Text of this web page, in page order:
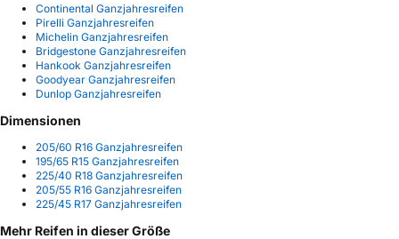
Continental Ganzjahresreifen
Pirelli Ganzjahresreifen
Michelin Ganzjahresreifen
Bridgestone Ganzjahresreifen
Hankook Ganzjahresreifen
Goodyear Ganzjahresreifen
Dunlop Ganzjahresreifen
Dimensionen
205/60 R16 Ganzjahresreifen
195/65 R15 Ganzjahresreifen
225/40 R18 Ganzjahresreifen
205/55 R16 Ganzjahresreifen
225/45 R17 Ganzjahresreifen
Mehr Reifen in dieser Größe